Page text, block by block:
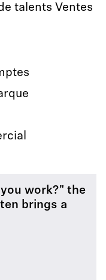
talents Ventes
work?" the
brings a